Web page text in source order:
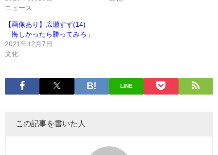
ニュース
【画像あり】広瀬すず(14)
「悔しかったら勝ってみろ」
2021年12月7日
文化
LINE
この記事を書いた人